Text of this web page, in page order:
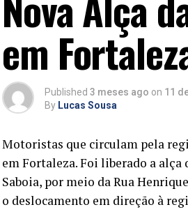
em
Published 3 meses ago on 11
By Lucas Sousa
Motoristas que circulam pela
em Fortaleza. Foi liberado a
Saboia, por meio da Rua
o deslocamento em direção à